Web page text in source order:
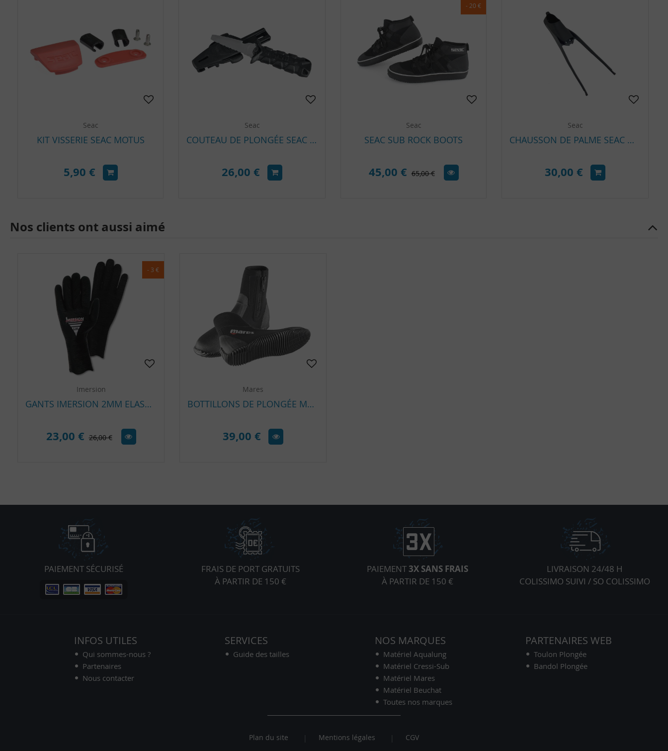
Seac
KIT VISSERIE SEAC MOTUS
5,90 €
Seac
COUTEAU DE PLONGÉE SEAC K-JACK AVEC SYSTÈME EASY LOCK
26,00 €
- 20 €
Seac
SEAC SUB ROCK BOOTS
45,00 € 65,00 €
Seac
CHAUSSON DE PALME SEAC MOTUS À L'UNITÉ
30,00 €
Nos clients ont aussi aimé
- 3 €
Imersion
GANTS IMERSION 2MM ELASKIN
23,00 € 26,00 €
Mares
BOTTILLONS DE PLONGÉE MARES CLASSIC NG 5 MM
39,00 €
PAIEMENT SÉCURISÉ
FRAIS DE PORT GRATUITS
À PARTIR DE 150 €
PAIEMENT3X SANS FRAIS
À PARTIR DE 150 €
LIVRAISON 24/48 H
COLISSIMO SUIVI / SO COLISSIMO
INFOS UTILES
Qui sommes-nous ?
Partenaires
Nous contacter
SERVICES
Guide des tailles
NOS MARQUES
Matériel Aqualung
Matériel Cressi-Sub
Matériel Mares
Matériel Beuchat
Toutes nos marques
PARTENAIRES WEB
Toulon Plongée
Bandol Plongée
Plan du site Mentions légales CGV